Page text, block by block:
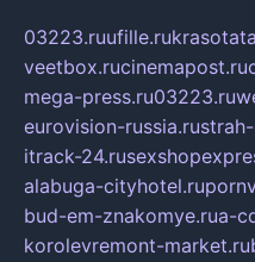
03223.ruufille.ru
veetbox.rucinemapost.ru
mega-press.ru03223.ru
eurovision-russia.ru
itrack-24.ru
alabuga-cityhotel.ru
bud-em-znakomye.rua-
korolevremont-market.ru